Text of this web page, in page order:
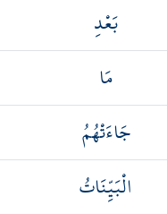
بَعْدِ
مَا
جَاءَتْهُمُ
الْبَيِّنَاتُ